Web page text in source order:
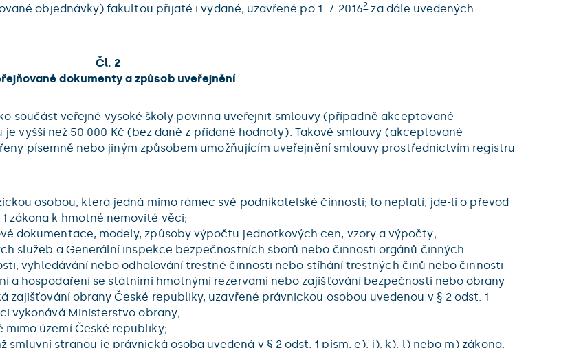
objednávky) fakultou přijaté i vydané, uzavřené po 1. 7. 20162za dále uvedených
Čl. 2
dokumenty a způsob uveřejnění
součást veřejné vysoké školy povinna uveřejnit smlouvy (případně akceptované
vyšší než 50 000 Kč (bez daně z přidané hodnoty). Takové smlouvy (akceptované
písemně nebo jiným způsobem umožňujícím uveřejnění smlouvy prostřednictvím registru
osobou, která jedná mimo rámec své podnikatelské činnosti; to neplatí, jde-li o převod
zákona k hmotné nemovité věci;
dokumentace, modely, způsoby výpočtu jednotkových cen, vzory a výpočty;
služeb a Generální inspekce bezpečnostních sborů nebo činnosti orgánů činných
vyhledávání nebo odhalování trestné činnosti nebo stíhání trestných činů nebo činnosti
a hospodaření se státními hmotnými rezervami nebo zajišťování bezpečnosti nebo obrany
zajišťování obrany České republiky, uzavřené právnickou osobou uvedenou v § 2 odst. 1
vykonává Ministerstvo obrany;
území České republiky;
smluvní stranou je právnická osoba uvedená v § 2 odst. 1 písm. e), j), k), l) nebo m) zákona,